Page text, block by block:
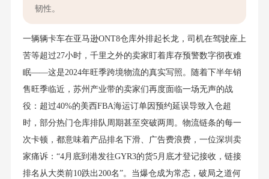
韧性。
一辆辆卡车在亚马逊ONT8仓库外排起长龙，司机在驾驶座上
苦等超过27小时，千里之外的卖家盯着库存预警数字彻夜难
眠——这是2024年旺季跨境物流的真实写照。随着下半年销
售旺季临近，苏州产业带的卖家们再度面临一场无声的战
役：超过40%的美西FBA海运订单因预约延误导致入仓超
时，部分热门仓库排队周期甚至突破两周。物流链条的每一
次卡顿，都意味着产品排名下滑、广告费浪费，一位深圳卖
家痛诉：“4月底到港发往GYR3的货5月底才登记接收，链接
排名从大类前10跌出200名”。当爆仓成为常态，破局之道何